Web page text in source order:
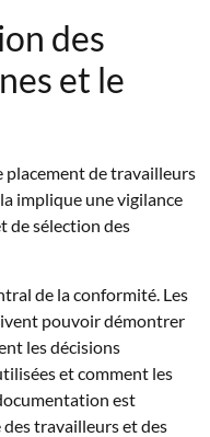
des
et le
placement de travailleurs
implique une vigilance
de sélection des
de la conformité. Les
pouvoir démontrer
les décisions
et comment les
est
travailleurs et des